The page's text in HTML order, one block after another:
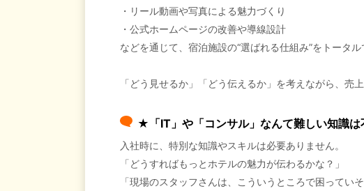
・リール動画や写真による魅力づくり
・公式ホームページの改善や導線設計
などを通じて、宿泊施設の“選ばれる仕組み”をトータル
「どう見せるか」「どう伝えるか」を考えながら、売
★「IT」や「コンサル」なんて難しい知識は
入社時に、特別な知識やスキルは必要ありません。
「どうすればもっとホテルの魅力が伝わるかな？」
「現場のスタッフさんは、こういうところで困っていそ